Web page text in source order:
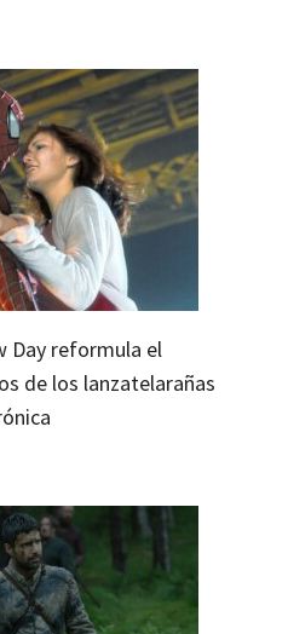
Day reformula el
de los lanzatelarañas